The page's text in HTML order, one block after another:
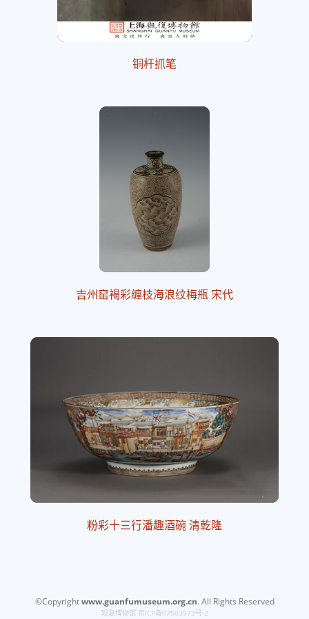
铜杆抓笔
吉州窑褐彩缠枝海浪纹梅瓶 宋代
粉彩十三行潘趣酒碗 清乾隆
©Copyrightwww.guanfumuseum.org.cn. All Rights Reserved
观复博物馆 京ICP备07503573号-2